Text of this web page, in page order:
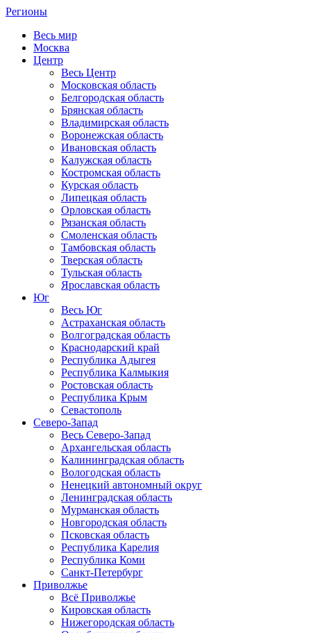
Регионы
Весь мир
Москва
Центр
Весь Центр
Московская область
Белгородская область
Брянская область
Владимирская область
Воронежская область
Ивановская область
Калужская область
Костромская область
Курская область
Липецкая область
Орловская область
Рязанская область
Смоленская область
Тамбовская область
Тверская область
Тульская область
Ярославская область
Юг
Весь Юг
Астраханская область
Волгоградская область
Краснодарский край
Республика Адыгея
Республика Калмыкия
Ростовская область
Республика Крым
Севастополь
Северо-Запад
Весь Северо-Запад
Архангельская область
Калининградская область
Вологодская область
Ненецкий автономный округ
Ленинградская область
Мурманская область
Новгородская область
Псковская область
Республика Карелия
Республика Коми
Санкт-Петербург
Приволжье
Всё Приволжье
Кировская область
Нижегородская область